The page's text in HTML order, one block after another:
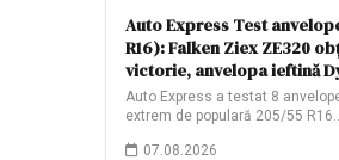
Auto Express Test
R16): Falken Ziex ZE320
victorie, anvelopa ieftină
Auto Express a testat 8
extrem de populară 205/55
07.08.2026